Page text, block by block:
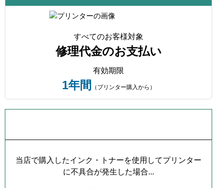
すべてのお客様対象
修理代金のお支払い
有効期限
1年間 （プリンター購入から）
当店で購入したインク・トナーを使用してプリンター
に不具合が発生した場合...